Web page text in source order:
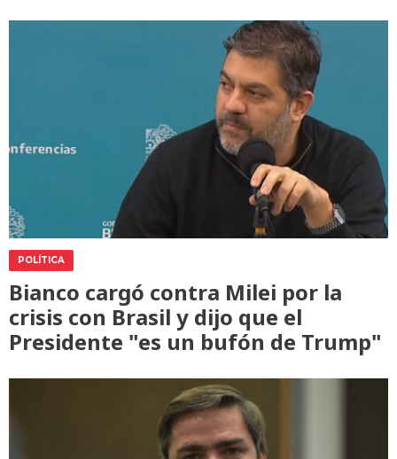
POLÍTICA
Bianco cargó contra Milei por la
crisis con Brasil y dijo que el
Presidente "es un bufón de Trump"